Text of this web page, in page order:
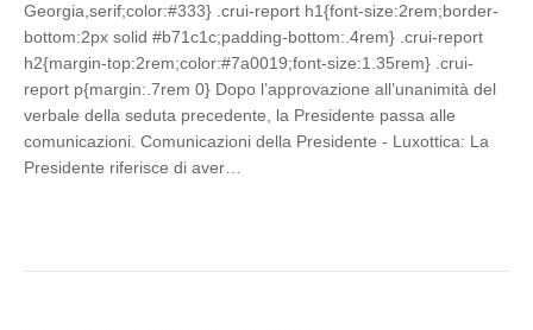
Georgia,serif;color:#333} .crui-report h1{font-size:2rem;border-
bottom:2px solid #b71c1c;padding-bottom:.4rem} .crui-report
h2{margin-top:2rem;color:#7a0019;font-size:1.35rem} .crui-
report p{margin:.7rem 0} Dopo l’approvazione all’unanimità del
verbale della seduta precedente, la Presidente passa alle
comunicazioni. Comunicazioni della Presidente - Luxottica: La
Presidente riferisce di aver…